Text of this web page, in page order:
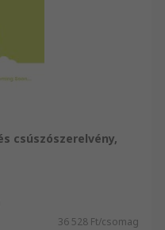
csúszószerelvény,
36 528 Ft/csomag